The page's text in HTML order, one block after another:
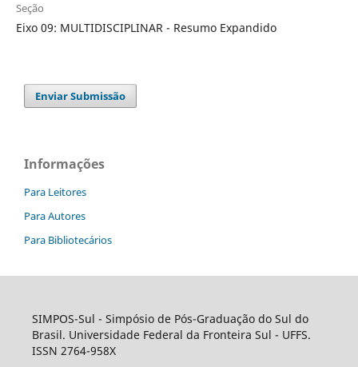
Seção
Eixo 09: MULTIDISCIPLINAR - Resumo Expandido
Enviar Submissão
Informações
Para Leitores
Para Autores
Para Bibliotecários
SIMPOS-Sul - Simpósio de Pós-Graduação do Sul do
Brasil. Universidade Federal da Fronteira Sul - UFFS.
ISSN 2764-958X